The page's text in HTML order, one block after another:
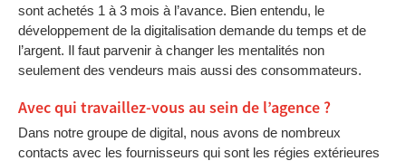
sont achetés 1 à 3 mois à l’avance. Bien entendu, le
développement de la digitalisation demande du temps et de
l’argent. Il faut parvenir à changer les mentalités non
seulement des vendeurs mais aussi des consommateurs.
Avec qui travaillez-vous au sein de l’agence ?
Dans notre groupe de digital, nous avons de nombreux
contacts avec les fournisseurs qui sont les régies extérieures